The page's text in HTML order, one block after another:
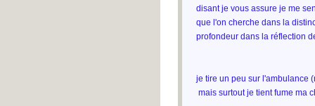
disant je vous assure je me
que l'on cherche dans la
profondeur dans la réflection
je tire un peu sur l'ambulance
mais surtout je tient fume ma